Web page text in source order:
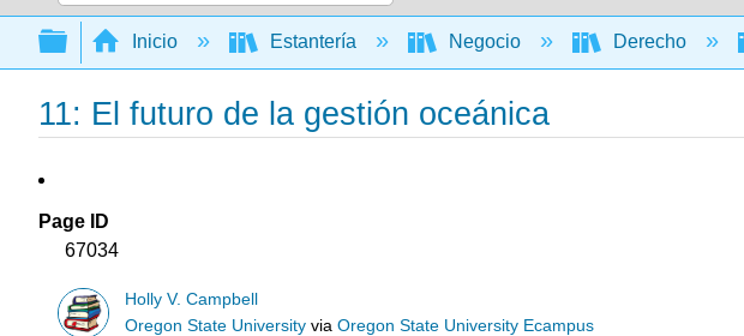
Buscar
Expandir/contraer jerarquía global
Inicio Estantería Negocio Derecho
11: El futuro de la gestión oceánica
Page ID
67034
Holly V. Campbell
Oregon State University viaOregon State University Ecampus